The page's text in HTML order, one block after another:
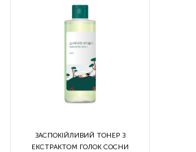
ЗАСПОКІЙЛИВИЙ ТОНЕР З
ЕКСТРАКТОМ ГОЛОК СОСНИ